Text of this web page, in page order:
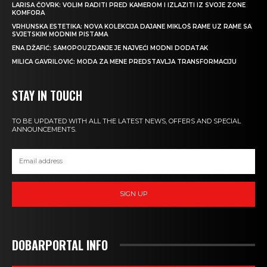
LARISA ČOVRK: VOLIM RADITI PRED KAMEROM I IZLAZITI IZ SVOJE ZONE
KOMFORA
VRHUNSKA ESTETIKA: NOVA KOLEKCIJA DAJANE MIKLOŠ RAME UZ RAME SA
SVJETSKIM MODNIM PISTAMA
ENA DŽAFIĆ: SAMOPOUZDANJE JE NAJVEĆI MODNI DODATAK
MILICA GAVRILOVIĆ: MODA ZA MENE PREDSTAVLJA TRANSFORMACIJU
STAY IN TOUCH
TO BE UPDATED WITH ALL THE LATEST NEWS, OFFERS AND SPECIAL
ANNOUNCEMENTS.
SIGN UP
DOBARPORTAL INFO